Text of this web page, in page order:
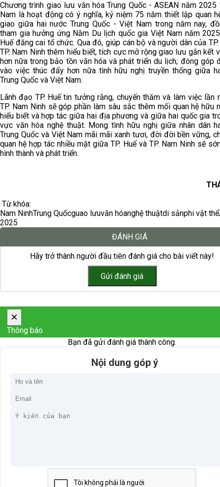
Chương trình giao lưu văn hóa Trung Quốc - ASEAN năm
Nam là hoạt động có ý nghĩa, kỷ niệm 75 năm thiết lập quan
giao giữa hai nước Trung Quốc - Việt Nam trong năm nay,
tham gia hưởng ứng Năm Du lịch quốc gia Việt Nam năm
Huế đăng cai tổ chức. Qua đó, giúp cán bộ và người dân của TP.
TP. Nam Ninh thêm hiểu biết, tích cực mở rộng giao lưu gắn kết
hơn nữa trong bảo tồn văn hóa và phát triển du lịch; đóng góp
vào việc thúc đẩy hơn nữa tình hữu nghị truyền thống giữa
Trung Quốc và Việt Nam.
Lãnh đạo TP. Huế tin tưởng rằng, chuyến thăm và làm việc lần
TP. Nam Ninh sẽ góp phần làm sâu sắc thêm mối quan hệ hữu
hiểu biết và hợp tác giữa hai địa phương và giữa hai quốc gia
vực văn hóa nghệ thuật. Mong tình hữu nghị giữa nhân dân
Trung Quốc và Việt Nam mãi mãi xanh tươi, đời đời bền vững,
quan hệ hợp tác nhiều mặt giữa TP. Huế và TP. Nam Ninh sẽ
hình thành và phát triển.
Từ khóa:
Nam NinhTrung Quốcguao lưuvăn hóanghệ thuậtdi sảnphi vật thể
2025
ĐÁNH GIÁ
Hãy trở thành người đầu tiên đánh giá cho bài viết này!
×
Thông báo
Bạn đã gửi đánh giá thành công.
Nội dung góp ý